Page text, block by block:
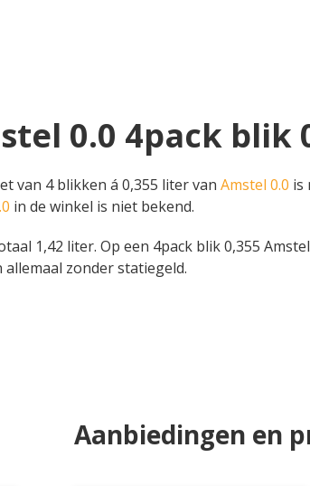
0.0 4pack blik
van 4 blikken á 0,355 liter van Amstel 0.0 is
in de winkel is niet bekend.
1,42 liter. Op een 4pack blik 0,355
zonder statiegeld.
Aanbiedingen en